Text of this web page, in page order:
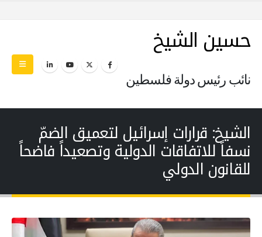
حسين الشيخ
نائب رئيس دولة فلسطين
الشيخ: قرارات إسرائيل لتعميق الضمّ
نسفاً للاتفاقات الدولية وتصعيداً فاضحاً
للقانون الدولي